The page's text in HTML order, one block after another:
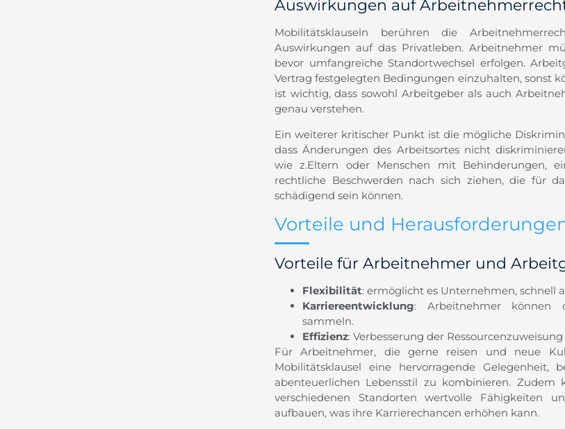
Auswirkungen auf
Mobilitätsklauseln berühren die
Auswirkungen auf das Privatleben. Arbeitnehmer
bevor umfangreiche Standortwechsel erfolgen.
Vertrag festgelegten Bedingungen einzuhalten, sonst
ist wichtig, dass sowohl Arbeitgeber als auch
genau verstehen.
Ein weiterer kritischer Punkt ist die mögliche
dass Änderungen des Arbeitsortes nicht
wie z.Eltern oder Menschen mit Behinderungen,
rechtliche Beschwerden nach sich ziehen, die für
schädigend sein können.
Vorteile und
Vorteile für Arbeitnehmer und
Flexibilität: ermöglicht es Unternehmen, schnell
Karriereentwicklung: Arbeitnehmer können
sammeln.
Effizienz: Verbesserung der
Für Arbeitnehmer, die gerne reisen und neue
Mobilitätsklausel eine hervorragende
abenteuerlichen Lebensstil zu kombinieren.
verschiedenen Standorten wertvolle Fähigkeiten
aufbauen, was ihre Karrierechancen erhöhen kann.